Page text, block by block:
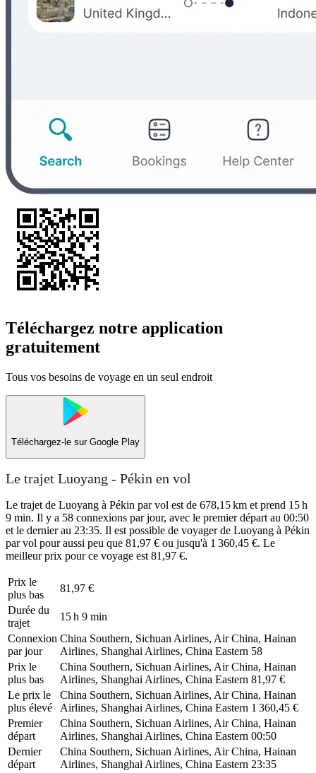
Téléchargez notre application
gratuitement
Tous vos besoins de voyage en un seul endroit
Téléchargez-le sur Google Play
Le trajet Luoyang - Pékin en vol
Le trajet de Luoyang à Pékin par vol est de 678,15 km et prend 15 h
9 min. Il y a 58 connexions par jour, avec le premier départ au 00:50
et le dernier au 23:35. Il est possible de voyager de Luoyang à Pékin
par vol pour aussi peu que 81,97 € ou jusqu'à 1 360,45 €. Le
meilleur prix pour ce voyage est 81,97 €.
Prix ​​le
plus bas
81,97 €
Durée du
trajet
15 h 9 min
Connexion
par jour
China Southern, Sichuan Airlines, Air China, Hainan
Airlines, Shanghai Airlines, China Eastern 58
Prix ​​le
plus bas
China Southern, Sichuan Airlines, Air China, Hainan
Airlines, Shanghai Airlines, China Eastern 81,97 €
Le prix le
plus élevé
China Southern, Sichuan Airlines, Air China, Hainan
Airlines, Shanghai Airlines, China Eastern 1 360,45 €
Premier
départ
China Southern, Sichuan Airlines, Air China, Hainan
Airlines, Shanghai Airlines, China Eastern 00:50
Dernier
départ
China Southern, Sichuan Airlines, Air China, Hainan
Airlines, Shanghai Airlines, China Eastern 23:35